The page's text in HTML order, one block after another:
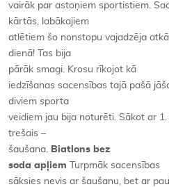
vairāk par astoņiem sportistiem.
kārtās, labākajiem
atlētiem šo nonstopu vajadzēja
dienā! Tas bija
pārāk smagi. Krosu rīkojot kā
iedzīšanas sacensības tajā pašā
diviem sporta
veidiem jau bija noturēti. Sākot ar
trešais –
šaušana. Biatlons bez
soda apļiem Turpmāk sacensības
sāksies nevis ar šaušanu, bet ar